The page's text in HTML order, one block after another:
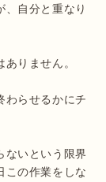
、自分と重なり
りません。
わらせるかにチ
ないという限界
この作業をしな